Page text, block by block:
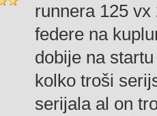
runnera 125
federe na
dobije na
kolko troši
serijala al on